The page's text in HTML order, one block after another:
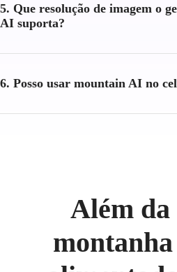
5. Que resolução de imagem o
AI suporta?
6. Posso usar mountain AI no
Além